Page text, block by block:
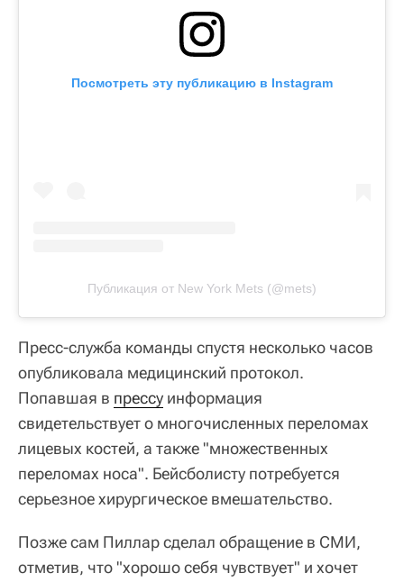
Посмотреть эту публикацию в Instagram
Публикация от New York Mets (@mets)
Пресс-служба команды спустя несколько часов
опубликовала медицинский протокол.
Попавшая в прессу информация
свидетельствует о многочисленных переломах
лицевых костей, а также "множественных
переломах носа". Бейсболисту потребуется
серьезное хирургическое вмешательство.
Позже сам Пиллар сделал обращение в СМИ,
отметив, что "хорошо себя чувствует" и хочет